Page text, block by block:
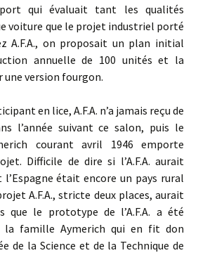
qui évaluait tant les qualités
voiture que le projet industriel porté
A.F.A., on proposait un plan initial
annuelle de 100 unités et la
version fourgon.
en lice, A.F.A. n’a jamais reçu de
l’année suivant ce salon, puis le
courant avril 1946 emporte
Difficile de dire si l’A.F.A. aurait
était encore un pays rural
A.F.A., stricte deux places, aurait
que le prototype de l’A.F.A. a été
la famille Aymerich qui en fit don
de la Science et de la Technique de